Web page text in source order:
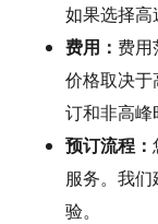
如果选择高
费用： 费
价格取决
订和非高峰
预订流程：
服务。我
验。